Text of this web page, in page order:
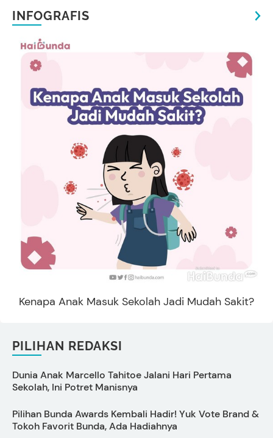
INFOGRAFIS
Kenapa Anak Masuk Sekolah Jadi Mudah Sakit?
PILIHAN REDAKSI
Dunia Anak Marcello Tahitoe Jalani Hari Pertama
Sekolah, Ini Potret Manisnya
Pilihan Bunda Awards Kembali Hadir! Yuk Vote Brand &
Tokoh Favorit Bunda, Ada Hadiahnya